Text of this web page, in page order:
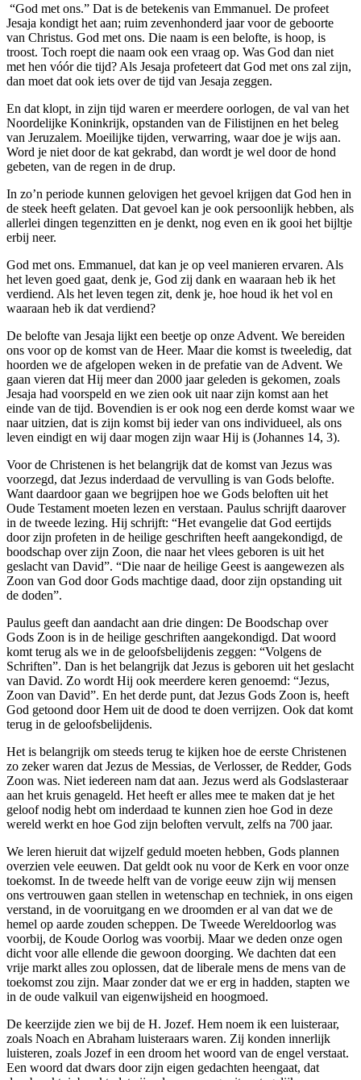
“God met ons.” Dat is de betekenis van Emmanuel. De profeet
Jesaja kondigt het aan; ruim zevenhonderd jaar voor de geboorte
van Christus. God met ons. Die naam is een belofte, is hoop, is
troost. Toch roept die naam ook een vraag op. Was God dan niet
met hen vóór die tijd? Als Jesaja profeteert dat God met ons zal zijn,
dan moet dat ook iets over de tijd van Jesaja zeggen.
En dat klopt, in zijn tijd waren er meerdere oorlogen, de val van het
Noordelijke Koninkrijk, opstanden van de Filistijnen en het beleg
van Jeruzalem. Moeilijke tijden, verwarring, waar doe je wijs aan.
Word je niet door de kat gekrabd, dan wordt je wel door de hond
gebeten, van de regen in de drup.
In zo’n periode kunnen gelovigen het gevoel krijgen dat God hen in
de steek heeft gelaten. Dat gevoel kan je ook persoonlijk hebben, als
allerlei dingen tegenzitten en je denkt, nog even en ik gooi het bijltje
erbij neer.
God met ons. Emmanuel, dat kan je op veel manieren ervaren. Als
het leven goed gaat, denk je, God zij dank en waaraan heb ik het
verdiend. Als het leven tegen zit, denk je, hoe houd ik het vol en
waaraan heb ik dat verdiend?
De belofte van Jesaja lijkt een beetje op onze Advent. We bereiden
ons voor op de komst van de Heer. Maar die komst is tweeledig, dat
hoorden we de afgelopen weken in de prefatie van de Advent. We
gaan vieren dat Hij meer dan 2000 jaar geleden is gekomen, zoals
Jesaja had voorspeld en we zien ook uit naar zijn komst aan het
einde van de tijd. Bovendien is er ook nog een derde komst waar we
naar uitzien, dat is zijn komst bij ieder van ons individueel, als ons
leven eindigt en wij daar mogen zijn waar Hij is (Johannes 14, 3).
Voor de Christenen is het belangrijk dat de komst van Jezus was
voorzegd, dat Jezus inderdaad de vervulling is van Gods belofte.
Want daardoor gaan we begrijpen hoe we Gods beloften uit het
Oude Testament moeten lezen en verstaan. Paulus schrijft daarover
in de tweede lezing. Hij schrijft: “Het evangelie dat God eertijds
door zijn profeten in de heilige geschriften heeft aangekondigd, de
boodschap over zijn Zoon, die naar het vlees geboren is uit het
geslacht van David”. “Die naar de heilige Geest is aangewezen als
Zoon van God door Gods machtige daad, door zijn opstanding uit
de doden”.
Paulus geeft dan aandacht aan drie dingen: De Boodschap over
Gods Zoon is in de heilige geschriften aangekondigd. Dat woord
komt terug als we in de geloofsbelijdenis zeggen: “Volgens de
Schriften”. Dan is het belangrijk dat Jezus is geboren uit het geslacht
van David. Zo wordt Hij ook meerdere keren genoemd: “Jezus,
Zoon van David”. En het derde punt, dat Jezus Gods Zoon is, heeft
God getoond door Hem uit de dood te doen verrijzen. Ook dat komt
terug in de geloofsbelijdenis.
Het is belangrijk om steeds terug te kijken hoe de eerste Christenen
zo zeker waren dat Jezus de Messias, de Verlosser, de Redder, Gods
Zoon was. Niet iedereen nam dat aan. Jezus werd als Godslasteraar
aan het kruis genageld. Het heeft er alles mee te maken dat je het
geloof nodig hebt om inderdaad te kunnen zien hoe God in deze
wereld werkt en hoe God zijn beloften vervult, zelfs na 700 jaar.
We leren hieruit dat wijzelf geduld moeten hebben, Gods plannen
overzien vele eeuwen. Dat geldt ook nu voor de Kerk en voor onze
toekomst. In de tweede helft van de vorige eeuw zijn wij mensen
ons vertrouwen gaan stellen in wetenschap en techniek, in ons eigen
verstand, in de vooruitgang en we droomden er al van dat we de
hemel op aarde zouden scheppen. De Tweede Wereldoorlog was
voorbij, de Koude Oorlog was voorbij. Maar we deden onze ogen
dicht voor alle ellende die gewoon doorging. We dachten dat een
vrije markt alles zou oplossen, dat de liberale mens de mens van de
toekomst zou zijn. Maar zonder dat we er erg in hadden, stapten we
in de oude valkuil van eigenwijsheid en hoogmoed.
De keerzijde zien we bij de H. Jozef. Hem noem ik een luisteraar,
zoals Noach en Abraham luisteraars waren. Zij konden innerlijk
luisteren, zoals Jozef in een droom het woord van de engel verstaat.
Een woord dat dwars door zijn eigen gedachten heengaat, dat